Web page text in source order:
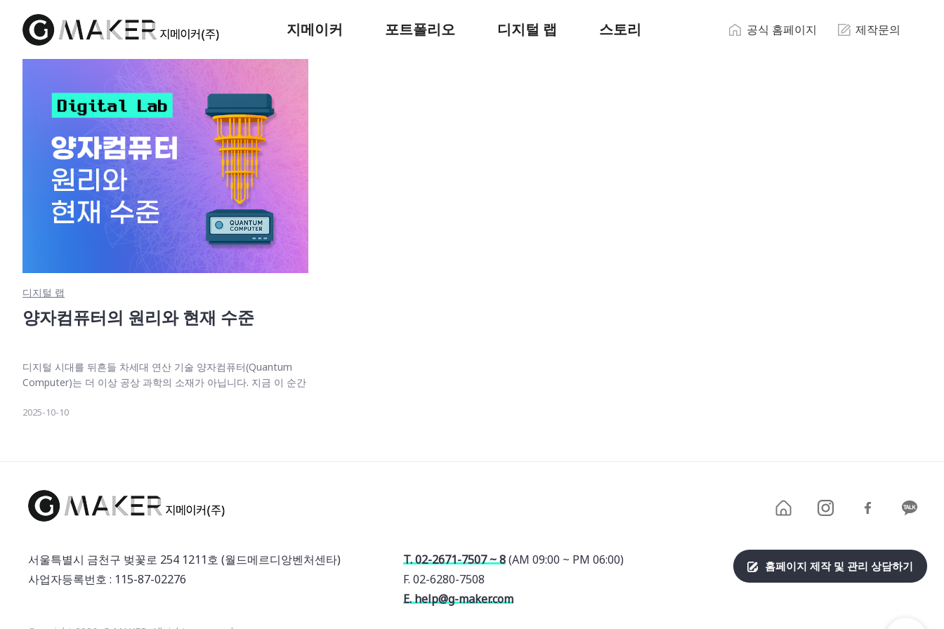
지메이커 포트폴리오 디지털 랩 스토리 공식 홈페이지 제작문의
디지털 랩
양자컴퓨터의 원리와 현재 수준
디지털 시대를 뒤흔들 차세대 연산 기술 양자컴퓨터(Quantum
Computer)는 더 이상 공상 과학의 소재가 아닙니다. 지금 이 순간
의 한계를 넘어서는 계산 능력’을 현실로 만들기 위해 경쟁하고 있
니다. 1. 양자컴퓨터란 무엇인가? 양자컴퓨터는 기존의 디지털 컴
퓨터를 단순히 “더 빠르게” 만든 장치가 아닙니다. 그 본질은 양자
역학의 원리를 계산에 직접 적용한다는 데 있습니다. 중첩
공중에 떠 있을 때 앞·뒤가 동시에 존재하는 것과 비슷합니다. 얽힘
(Entanglement): 여러 큐비트가 서로 연결되어, 하나의 상태 변화
가 다른 큐비트에도 즉각 반영됩니다. 간섭(Interference): 계산 과
2025-10-10
서울특별시 금천구 벚꽃로 254 1211호 (월드메르디앙벤처센타)
사업자등록번호 : 115-87-02276
T. 02-2671-7507 ~ 8(AM 09:00 ~ PM 06:00)
F. 02-6280-7508
E. help@g-maker.com
홈페이지 제작 및 관리 상담하기